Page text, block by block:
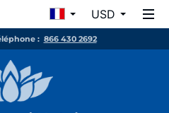
USD
: 866 430 2692